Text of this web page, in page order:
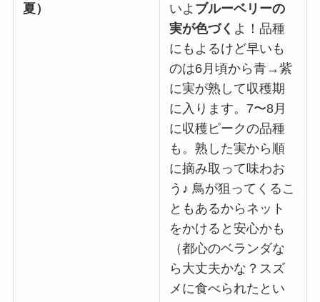
夏）
いよ ブルーベリーの
実が色づく よ！品種
にもよるけど早いも
のは6月頃から青→紫
に実が熟して収穫期
に入ります。7〜8月
に収穫ピークの品種
も。熟した実から順
に摘み取って味わお
う♪ 鳥が狙ってくるこ
ともあるからネット
をかけると安心かも
（都心のベランダな
ら大丈夫かな？スズ
メに食べられたとい